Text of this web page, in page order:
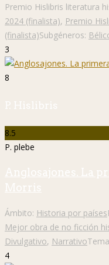
Premio Hislibris literatura
2024 (finalista), Premio
(finalista)Subgéneros:
3
8
P. Hislibris
8.5
P. plebe
Anglosajones. La
Morris
Ámbito: Historia por países
Mejor obra de no ficción
Divulgativo, Narrativo
4